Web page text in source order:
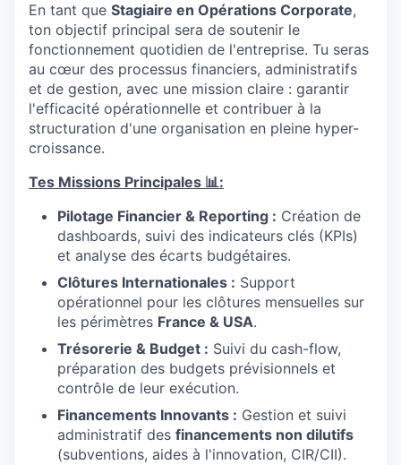
En tant que Stagiaire en Opérations Corporate,
ton objectif principal sera de soutenir le
fonctionnement quotidien de l'entreprise. Tu seras
au cœur des processus financiers, administratifs
et de gestion, avec une mission claire : garantir
l'efficacité opérationnelle et contribuer à la
structuration d'une organisation en pleine hyper-
croissance.
Tes Missions Principales 📊:
Pilotage Financier & Reporting : Création de
dashboards, suivi des indicateurs clés (KPIs)
et analyse des écarts budgétaires.
Clôtures Internationales : Support
opérationnel pour les clôtures mensuelles sur
les périmètres France & USA.
Trésorerie & Budget : Suivi du cash-flow,
préparation des budgets prévisionnels et
contrôle de leur exécution.
Financements Innovants : Gestion et suivi
administratif des financements non dilutifs
(subventions, aides à l'innovation, CIR/CII).